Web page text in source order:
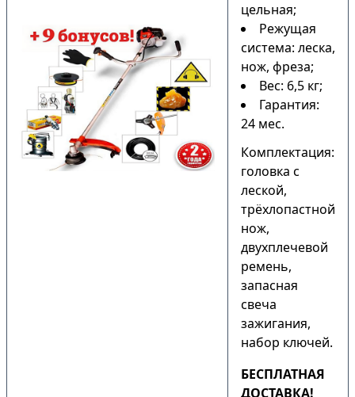
цельная;
Режущая
система: леска,
нож, фреза;
Вес: 6,5 кг;
Гарантия:
24 мес.
Комплектация:
головка с
леской,
трёхлопастной
нож,
двухплечевой
ремень,
запасная
свеча
зажигания,
набор ключей.
БЕСПЛАТНАЯ
ДОСТАВКА!